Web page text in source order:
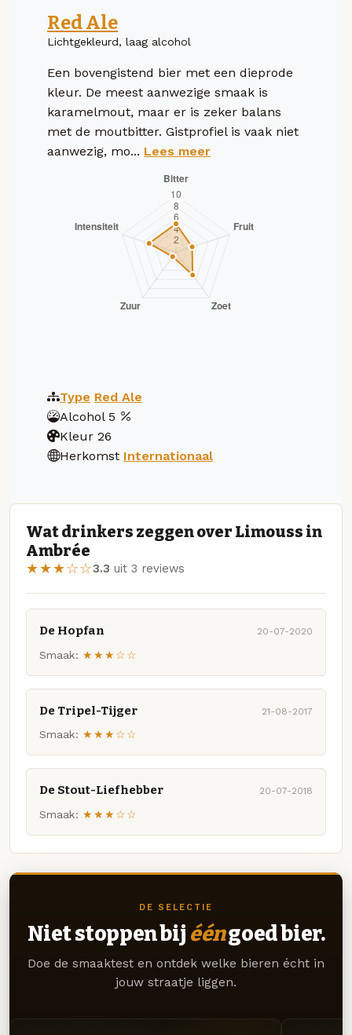
Red Ale
Lichtgekleurd, laag alcohol
Een bovengistend bier met een dieprode
kleur. De meest aanwezige smaak is
karamelmout, maar er is zeker balans
met de moutbitter. Gistprofiel is vaak niet
aanwezig, mo... Lees meer
Type Red Ale
Alcohol 5
Kleur 26
Herkomst Internationaal
Wat drinkers zeggen over Limouss in
Ambrée
★★★☆☆3.3 uit 3 reviews
De Hopfan 20-07-2020
Smaak: ★★★☆☆
De Tripel-Tijger 21-08-2017
Smaak: ★★★☆☆
De Stout-Liefhebber 20-07-2018
Smaak: ★★★☆☆
DE SELECTIE
Niet stoppen bij ééngoed bier.
Doe de smaaktest en ontdek welke bieren écht in
jouw straatje liggen.